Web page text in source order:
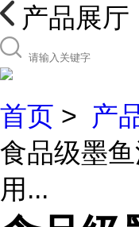
产品展厅
首页 > 产
食品级墨
用...